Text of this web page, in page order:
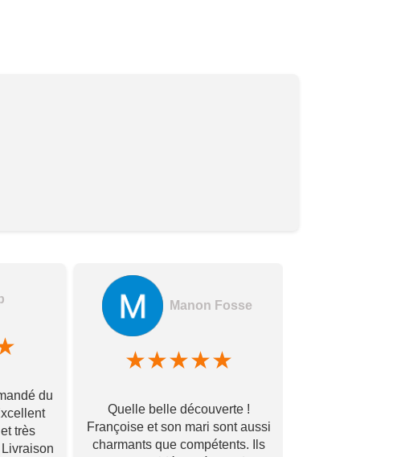
du
très
Manon Fosse
★★★★★
Quelle belle découverte !
Françoise et son mari sont aussi
charmants que compétents. Ils